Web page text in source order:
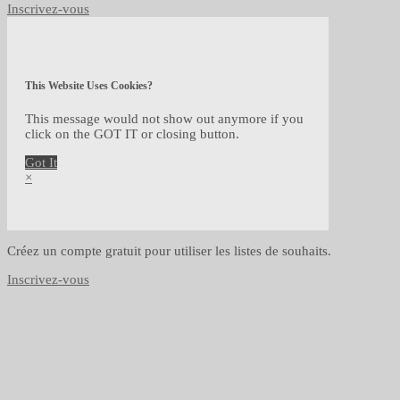
Inscrivez-vous
This Website Uses Cookies?
This message would not show out anymore if you
click on the GOT IT or closing button.
Got It
×
Créez un compte gratuit pour utiliser les listes de souhaits.
Inscrivez-vous